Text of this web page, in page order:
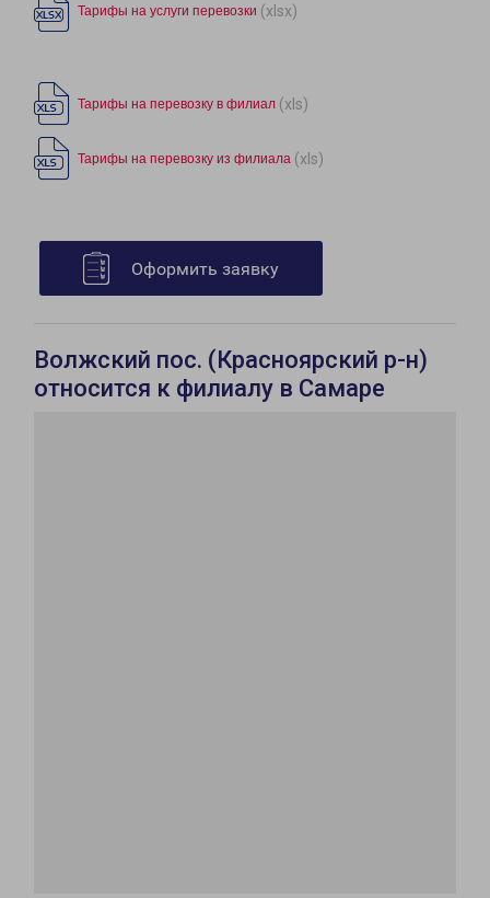
Тарифы на услуги перевозки (xlsx)
Тарифы на перевозку в филиал (xls)
Тарифы на перевозку из филиала (xls)
Оформить заявку
Волжский пос. (Красноярский р-н)
относится к филиалу в Самаре